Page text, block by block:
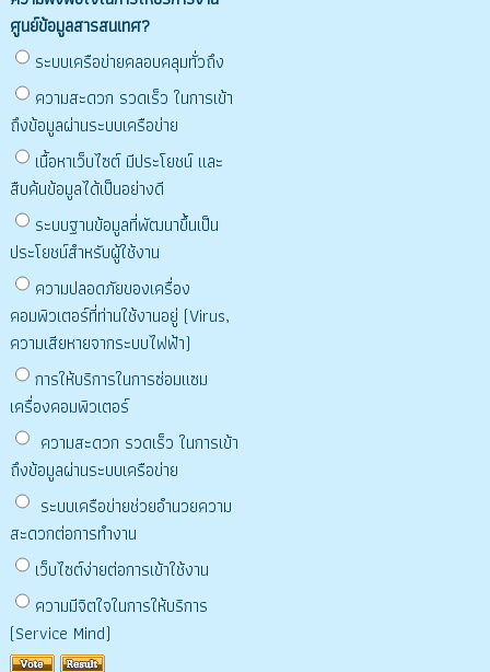
ศูนย์ข้อมูลสารสนเทศ?
ระบบเครือข่ายคลอบคลุมทั่วถึง
ความสะดวก รวดเร็ว ในการเข้า
ถึงข้อมูลผ่านระบบเครือข่าย
เนื้อหาเว็บไซต์ มีประโยชน์ และ
สืบค้นข้อมูลได้เป็นอย่างดี
ระบบฐานข้อมูลที่พัฒนาขึ้นเป็น
ประโยชน์สำหรับผู้ใช้งาน
ความปลอดภัยของเครื่อง
คอมพิวเตอร์ที่ท่านใช้งานอยู่ (Virus,
ความเสียหายจากระบบไฟฟ้า)
การให้บริการในการซ่อมแซม
เครื่องคอมพิวเตอร์
ความสะดวก รวดเร็ว ในการเข้า
ถึงข้อมูลผ่านระบบเครือข่าย
ระบบเครือข่ายช่วยอำนวยความ
สะดวกต่อการทำงาน
เว็บไซต์ง่ายต่อการเข้าใช้งาน
ความมีจิตใจในการให้บริการ
(Service Mind)